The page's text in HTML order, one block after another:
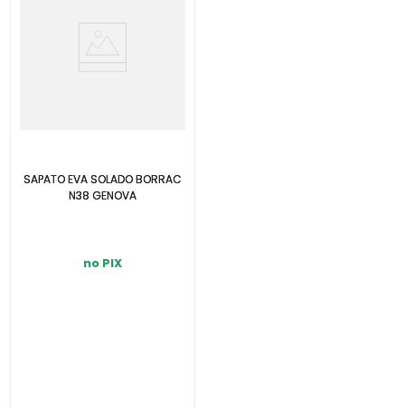
SAPATO EVA SOLADO BORRAC
N38 GENOVA
no PIX